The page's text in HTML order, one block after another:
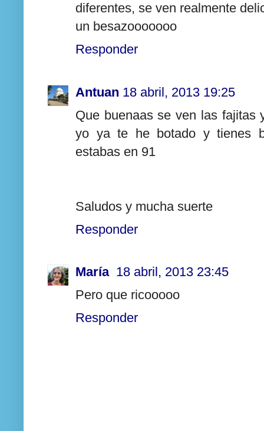
diferentes, se ven realmente
un besazooooooo
Responder
Antuan 18 abril, 2013 19:25
Que buenaas se ven las fajitas
yo ya te he botado y tienes
estabas en 91
Saludos y mucha suerte
Responder
María 18 abril, 2013 23:45
Pero que ricooooo
Responder